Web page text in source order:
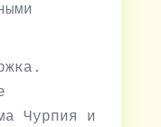
Чурпия и